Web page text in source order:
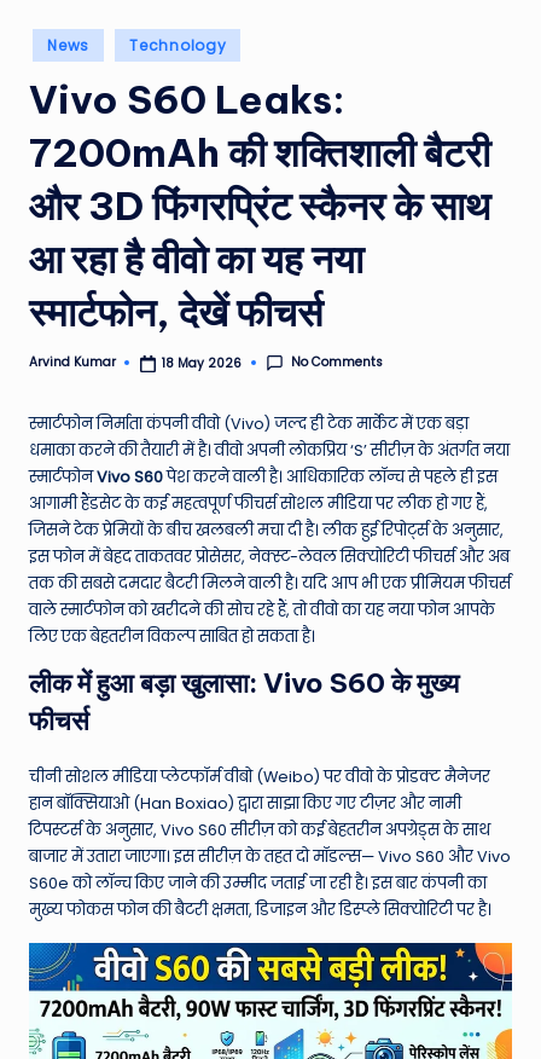
T
e
c
h
&
M
o
vi
e
w
s
A
ro
u
d
T
h
e
W
o
rl
d
Posted
in
News Technology
Vivo S60 Leaks:
7200mAh की शक्तिशाली बैटरी
और 3D फिंगरप्रिंट स्कैनर के साथ
आ रहा है वीवो का यह नया
स्मार्टफोन, देखें फीचर्स
Posted
Arvind Kumar 18 May 2026 No Comments
स्मार्टफोन निर्माता कंपनी वीवो (Vivo) जल्द ही टेक मार्केट में एक बड़ा
धमाका करने की तैयारी में है। वीवो अपनी लोकप्रिय ‘S’ सीरीज़ के अंतर्गत नया
स्मार्टफोनVivo S60पेश करने वाली है। आधिकारिक लॉन्च से पहले ही इस
आगामी हैंडसेट के कई महत्वपूर्ण फीचर्स सोशल मीडिया पर लीक हो गए हैं,
जिसने टेक प्रेमियों के बीच खलबली मचा दी है। लीक हुई रिपोर्ट्स के अनुसार,
इस फोन में बेहद ताकतवर प्रोसेसर, नेक्स्ट-लेवल सिक्योरिटी फीचर्स और अब
तक की सबसे दमदार बैटरी मिलने वाली है। यदि आप भी एक प्रीमियम फीचर्स
वाले स्मार्टफोन को खरीदने की सोच रहे हैं, तो वीवो का यह नया फोन आपके
लिए एक बेहतरीन विकल्प साबित हो सकता है।
लीक में हुआ बड़ा खुलासा: Vivo S60 के मुख्य
फीचर्स
चीनी सोशल मीडिया प्लेटफॉर्म वीबो (Weibo) पर वीवो के प्रोडक्ट मैनेजर
हान बॉक्सियाओ (Han Boxiao) द्वारा साझा किए गए टीज़र और नामी
टिपस्टर्स के अनुसार, Vivo S60 सीरीज़ को कई बेहतरीन अपग्रेड्स के साथ
बाजार में उतारा जाएगा। इस सीरीज़ के तहत दो मॉडल्स— Vivo S60 और Vivo
S60e को लॉन्च किए जाने की उम्मीद जताई जा रही है। इस बार कंपनी का
मुख्य फोकस फोन की बैटरी क्षमता, डिजाइन और डिस्प्ले सिक्योरिटी पर है।